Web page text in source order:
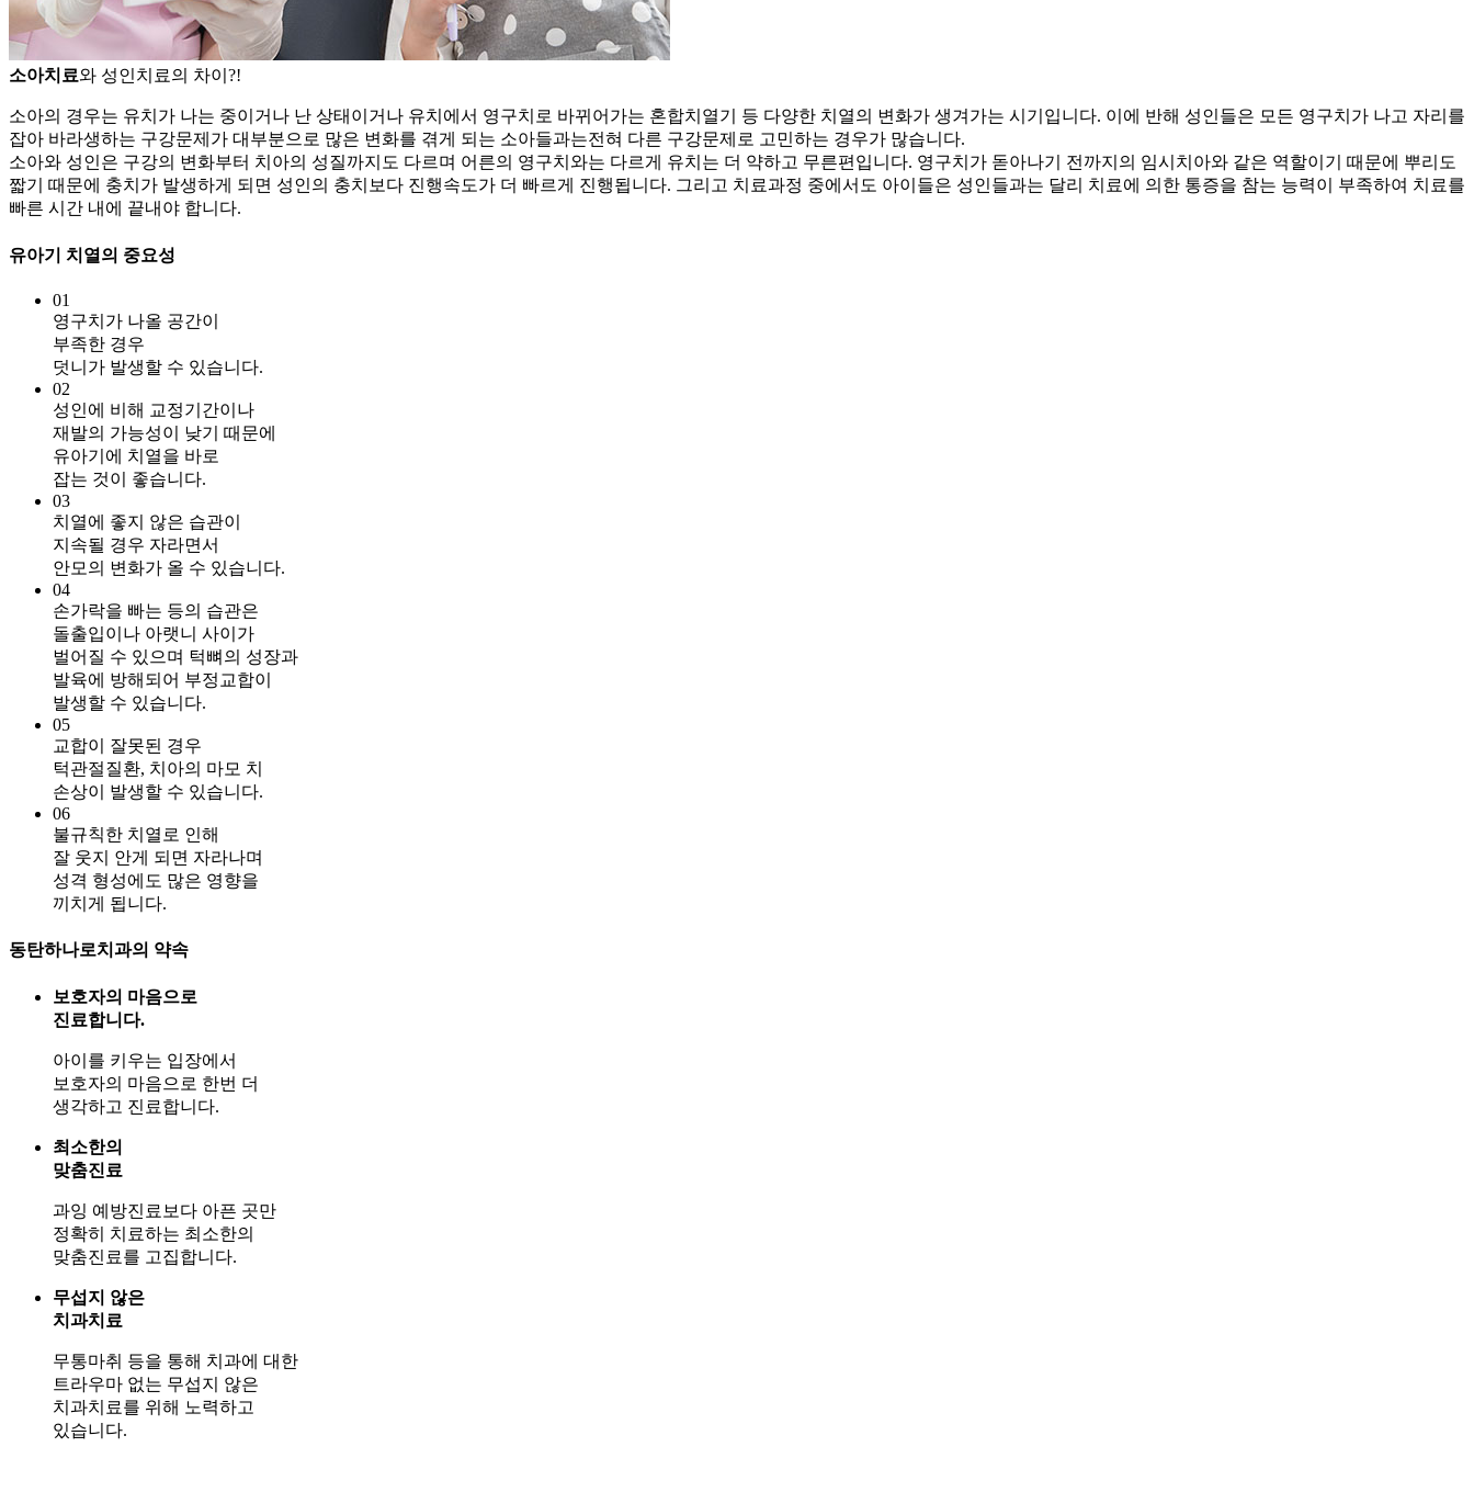
소아치료와 성인치료의 차이?!
소아의 경우는 유치가 나는 중이거나 난 상태이거나 유치에서 영구치로 바뀌어가는 혼합치열기 등 다양한 치열의 변화가 생겨가는 시기입니다. 이에 반해 성인들은 모든 영구치가 나고 자리를
잡아 바라생하는 구강문제가 대부분으로 많은 변화를 겪게 되는 소아들과는전혀 다른 구강문제로 고민하는 경우가 많습니다.
소아와 성인은 구강의 변화부터 치아의 성질까지도 다르며 어른의 영구치와는 다르게 유치는 더 약하고 무른편입니다. 영구치가 돋아나기 전까지의 임시치아와 같은 역할이기 때문에 뿌리도
짧기 때문에 충치가 발생하게 되면 성인의 충치보다 진행속도가 더 빠르게 진행됩니다. 그리고 치료과정 중에서도 아이들은 성인들과는 달리 치료에 의한 통증을 참는 능력이
부족하여 치료를
빠른 시간 내에 끝내야 합니다.
유아기 치열의 중요성
01
영구치가 나올 공간이
부족한 경우
덧니가 발생할 수 있습니다.
02
성인에 비해 교정기간이나
재발의 가능성이 낮기 때문에
유아기에 치열을 바로
잡는 것이 좋습니다.
03
치열에 좋지 않은 습관이
지속될 경우 자라면서
안모의 변화가 올 수 있습니다.
04
손가락을 빠는 등의 습관은
돌출입이나 아랫니 사이가
벌어질 수 있으며 턱뼈의 성장과
발육에 방해되어 부정교합이
발생할 수 있습니다.
05
교합이 잘못된 경우
턱관절질환, 치아의 마모 치
손상이 발생할 수 있습니다.
06
불규칙한 치열로 인해
잘 웃지 안게 되면 자라나며
성격 형성에도 많은 영향을
끼치게 됩니다.
동탄하나로치과의 약속
보호자의 마음으로
진료합니다.
아이를 키우는 입장에서
보호자의 마음으로 한번 더
생각하고 진료합니다.
최소한의
맞춤진료
과잉 예방진료보다 아픈 곳만
정확히 치료하는 최소한의
맞춤진료를 고집합니다.
무섭지 않은
치과치료
무통마취 등을 통해 치과에 대한
트라우마 없는 무섭지 않은
치과치료를 위해 노력하고
있습니다.